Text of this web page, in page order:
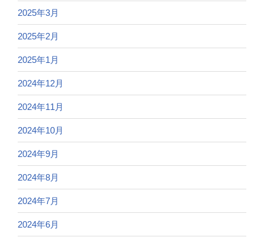
2025年3月
2025年2月
2025年1月
2024年12月
2024年11月
2024年10月
2024年9月
2024年8月
2024年7月
2024年6月